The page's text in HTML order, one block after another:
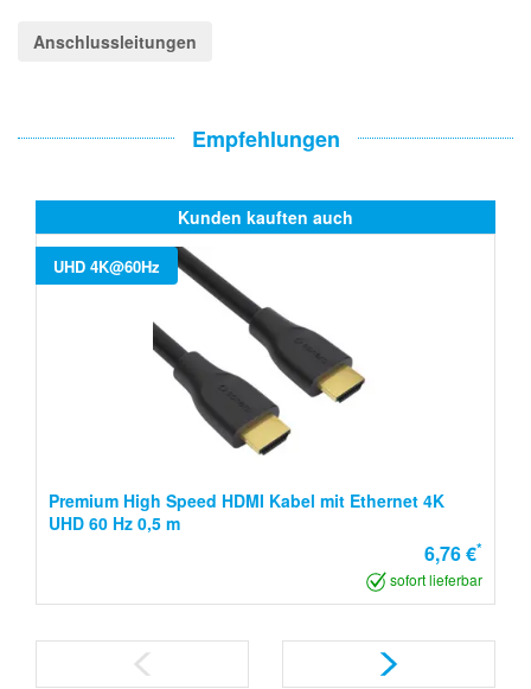
Anschlussleitungen
Empfehlungen
Kunden kauften auch
UHD 4K@60Hz
Premium High Speed HDMI Kabel mit Ethernet 4K
UHD 60 Hz 0,5 m
6,76 €*
sofort lieferbar